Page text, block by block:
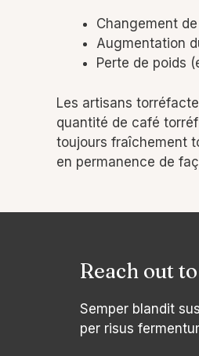
Changement
Augmentation
Perte de poids
Les artisans
quantité de café
toujours fraîchement
en permanence de
Reach out
Semper blandit
per risus